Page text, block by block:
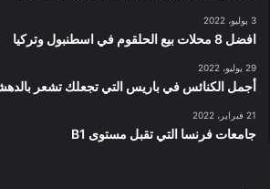
3 يوليو، 2022
افضل 8 محلات بيع الحلقوم في اسطنبول وتركيا
29 يوليو، 2022
أجمل الكنائس في باريس التي تجعلك تشعر
21 فبراير، 2022
جامعات فرنسا التي تقبل مستوى B1